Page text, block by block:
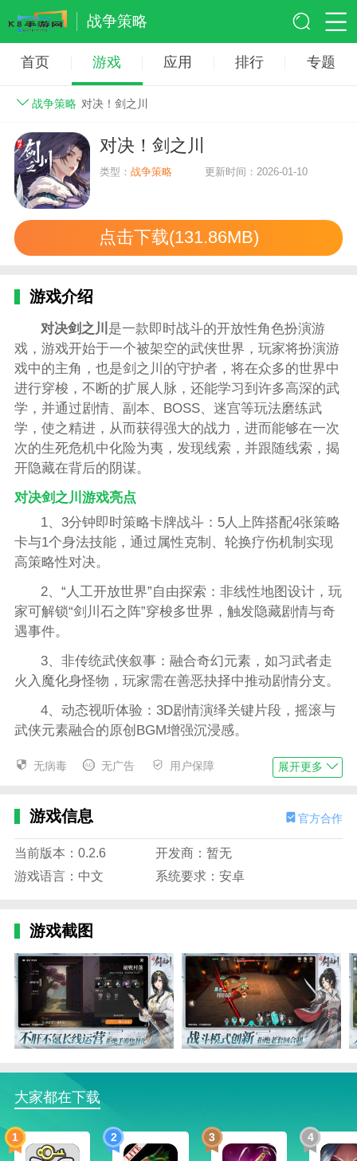
战争策略
首页 游戏 应用 排行 专题
战争策略 对决！剑之川
对决！剑之川
类型：战争策略 更新时间：2026-01-10
点击下载(131.86MB)
游戏介绍
对决剑之川 是一款即时战斗的开放性角色扮演游
戏，游戏开始于一个被架空的武侠世界，玩家将扮演游
戏中的主角，也是剑之川的守护者，将在众多的世界中
进行穿梭，不断的扩展人脉，还能学习到许多高深的武
学，并通过剧情、副本、BOSS、迷宫等玩法磨练武
学，使之精进，从而获得强大的战力，进而能够在一次
次的生死危机中化险为夷，发现线索，并跟随线索，揭
开隐藏在背后的阴谋。
对决剑之川游戏亮点
1、3分钟即时策略卡牌战斗：5人上阵搭配4张策略
卡与1个身法技能，通过属性克制、轮换疗伤机制实现
高策略性对决。
2、“人工开放世界”自由探索：非线性地图设计，玩
家可解锁“剑川石之阵”穿梭多世界，触发隐藏剧情与奇
遇事件。
3、非传统武侠叙事：融合奇幻元素，如习武者走
火入魔化身怪物，玩家需在善恶抉择中推动剧情分支。
4、动态视听体验：3D剧情演绎关键片段，摇滚与
武侠元素融合的原创BGM增强沉浸感。
对决剑之川角色介绍
2、莫知酉
3、寒烟
4、白衣
6、诸葛鹿
7、凌雪
对决剑之川新手开荒攻略
一、新手初期必做事项
主线任务优先
完成前3章主线解锁核心功能：卡组编辑、角色突
破、门派选择。
剧情推进中会赠送初始强力角色(如“无名剑客”)，
优先培养。
无病毒 无广告 用户保障 展开更多
游戏信息 官方合作
当前版本：0.2.6
开发商：暂无
游戏语言：中文
系统要求：安卓
游戏截图
大家都在下载
1 2 3 4